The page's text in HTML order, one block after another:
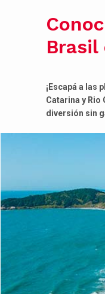
Brasil
¡Escapá a las
Catarina y Rio
diversión sin